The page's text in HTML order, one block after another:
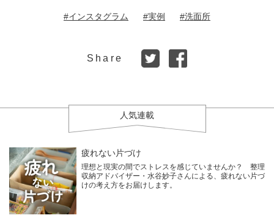
#インスタグラム #実例 #洗面所
Share
人気連載
疲れない片づけ
理想と現実の間でストレスを感じていませんか？ 整理
収納アドバイザー・水谷妙子さんによる、疲れない片づ
けの考え方をお届けします。